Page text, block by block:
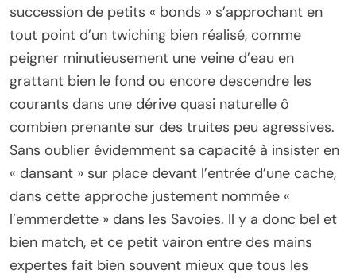
succession de petits « bonds » s’approchant en
tout point d’un twiching bien réalisé, comme
peigner minutieusement une veine d’eau en
grattant bien le fond ou encore descendre les
courants dans une dérive quasi naturelle ô
combien prenante sur des truites peu agressives.
Sans oublier évidemment sa capacité à insister en
« dansant » sur place devant l’entrée d’une cache,
dans cette approche justement nommée «
l’emmerdette » dans les Savoies. Il y a donc bel et
bien match, et ce petit vairon entre des mains
expertes fait bien souvent mieux que tous les